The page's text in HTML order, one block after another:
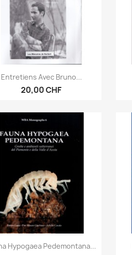
Vorschau
Entretiens Avec Bruno...
20,00 CHF
Vorschau
Hypogaea Pedemontana...